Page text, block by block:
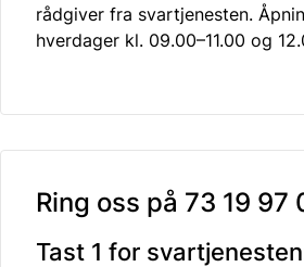
rådgiver fra svartjenesten.
hverdager kl. 09.00–11.00 og
Ring oss på 73 19 97
Tast 1 for